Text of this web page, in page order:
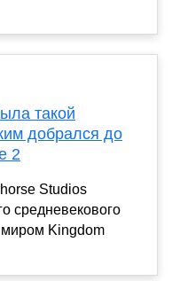
такой
добрался до
2
Studios
средневекового
Kingdom